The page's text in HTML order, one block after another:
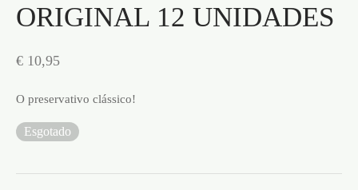
ORIGINAL 12 UNIDADES
€ 10,95
O preservativo clássico!
Esgotado